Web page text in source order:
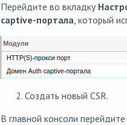
Перейдите во вкладку
captive-портала, который
Создать новый CSR.
В главной консоли